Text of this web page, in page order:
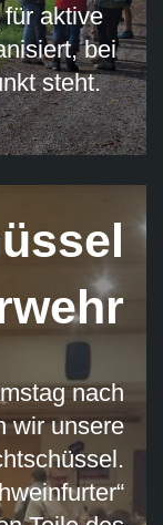
aktive
bei
steht.
nach
wir unsere